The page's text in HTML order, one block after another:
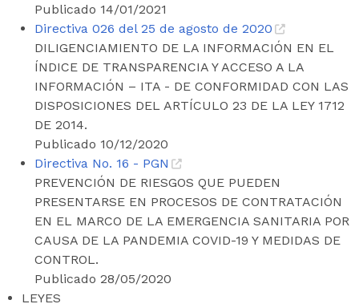
Publicado 14/01/2021
Directiva 026 del 25 de agosto de 2020
DILIGENCIAMIENTO DE LA INFORMACIÓN EN EL
ÍNDICE DE TRANSPARENCIA Y ACCESO A LA
INFORMACIÓN – ITA - DE CONFORMIDAD CON LAS
DISPOSICIONES DEL ARTÍCULO 23 DE LA LEY 1712
DE 2014.
Publicado 10/12/2020
Directiva No. 16 - PGN
PREVENCIÓN DE RIESGOS QUE PUEDEN
PRESENTARSE EN PROCESOS DE CONTRATACIÓN
EN EL MARCO DE LA EMERGENCIA SANITARIA POR
CAUSA DE LA PANDEMIA COVID-19 Y MEDIDAS DE
CONTROL.
Publicado 28/05/2020
LEYES